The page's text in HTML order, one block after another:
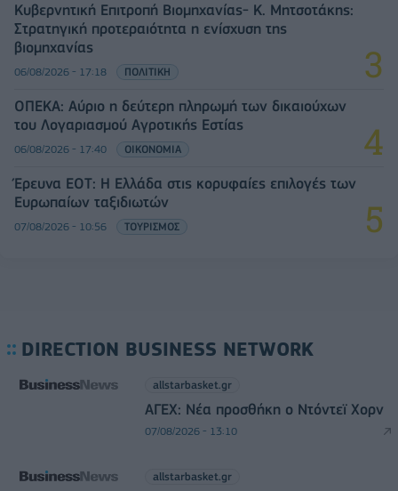
Κυβερνητική Επιτροπή Βιομηχανίας- Κ. Μητσοτάκης:
Στρατηγική προτεραιότητα η ενίσχυση της
βιομηχανίας
06/08/2026 - 17:18 ΠΟΛΙΤΙΚΗ
ΟΠΕΚΑ: Αύριο η δεύτερη πληρωμή των δικαιούχων
του Λογαριασμού Αγροτικής Εστίας
06/08/2026 - 17:40 ΟΙΚΟΝΟΜΙΑ
Έρευνα ΕΟΤ: Η Ελλάδα στις κορυφαίες επιλογές των
Ευρωπαίων ταξιδιωτών
07/08/2026 - 10:56 ΤΟΥΡΙΣΜΟΣ
DIRECTION BUSINESS NETWORK
allstarbasket.gr
ΑΓΕΧ: Νέα προσθήκη ο Ντόντεϊ Χορν
07/08/2026 - 13:10
allstarbasket.gr